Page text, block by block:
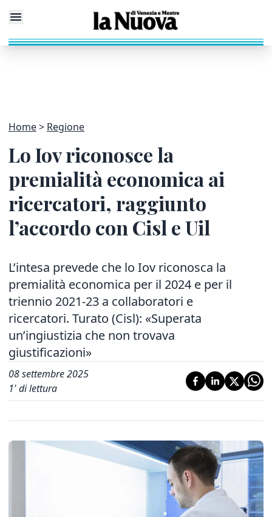
Home Regione
Lo Iov riconosce la
premialità economica ai
ricercatori, raggiunto
l’accordo con Cisl e Uil
L’intesa prevede che lo Iov riconosca la
premialità economica per il 2024 e per il
triennio 2021-23 a collaboratori e
ricercatori. Turato (Cisl): «Superata
un’ingiustizia che non trovava
giustificazioni»
08 settembre 2025
1' di lettura